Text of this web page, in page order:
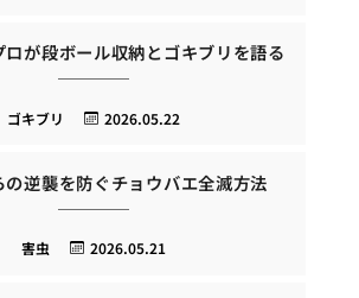
が段ボール収納とゴキブリを語る
2026.05.22
ゴキブリ
の逆襲を防ぐチョウバエ全滅方法
2026.05.21
害虫